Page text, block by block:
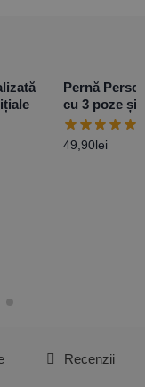
Pernă
cu 3 poze și
49,90lei
Recenzii